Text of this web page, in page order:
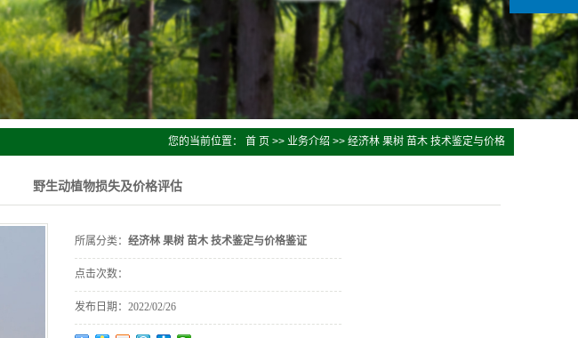
您的当前位置： 首 页 >> 业务介绍 >> 经济林 果树 苗木 技术鉴定与价格
野生动植物损失及价格评估
所属分类： 经济林 果树 苗木 技术鉴定与价格鉴证
点击次数：
发布日期： 2022/02/26